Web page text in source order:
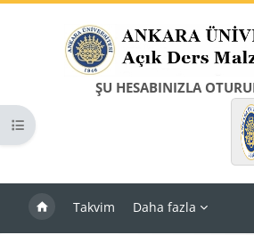
ŞU HESABINIZLA
Takvim Daha fazla
Kurs dizinini aç